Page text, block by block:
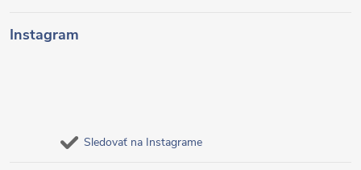
Instagram
Sledovať na Instagrame